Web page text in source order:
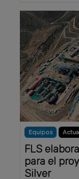
Equipos
FLS
para el
Silver